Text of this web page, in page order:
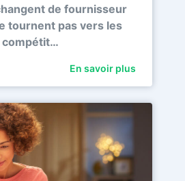
de fournisseur
tournent pas vers les
compétit…
En savoir plus